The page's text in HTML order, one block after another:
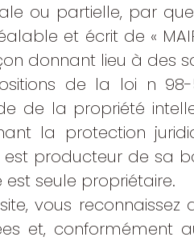
ou partielle, par
et écrit de «
donnant lieu à des
de la loi n
de la propriété
la protection
» est producteur de
seule propriétaire.
vous
et, conformément